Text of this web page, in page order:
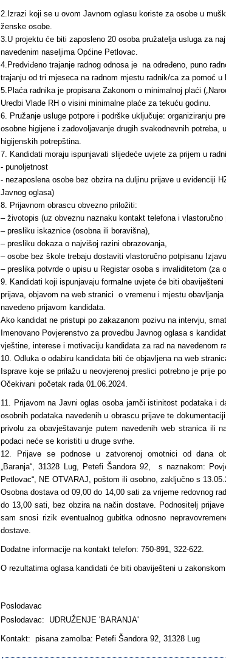
2.Izrazi koji se u ovom Javnom oglasu koriste za osobe u
ženske osobe.
3.U projektu će biti zaposleno 20 osoba pružatelja usluga za
navedenim naseljima Općine Petlovac.
4.Predviđeno trajanje radnog odnosa je na određeno, puno
trajanju od tri mjeseca na radnom mjestu radnik/ca za pomoć u
5.Plaća radnika je propisana Zakonom o minimalnoj plaći
Uredbi Vlade RH o visini minimalne plaće za tekuću godinu.
6. Pružanje usluge potpore i podrške uključuje: organiziranju
osobne higijene i zadovoljavanje drugih svakodnevnih
higijenskih potrepština.
7. Kandidati moraju ispunjavati slijedeće uvjete za prijem u
- punoljetnost
- nezaposlena osobe bez obzira na duljinu prijave u evidenciji
Javnog oglasa)
8. Prijavnom obrascu obvezno priložiti:
– životopis (uz obveznu naznaku kontakt telefona i vlastoručno
– presliku iskaznice (osobna ili boravišna),
– presliku dokaza o najvišoj razini obrazovanja,
– osobe bez škole trebaju dostaviti vlastoručno potpisanu
– preslika potvrde o upisu u Registar osoba s invaliditetom (za
9. Kandidati koji ispunjavaju formalne uvjete će biti
prijava, objavom na web stranici o vremenu i mjestu
navedeno prijavom kandidata.
Ako kandidat ne pristupi po zakazanom pozivu na intervju,
Imenovano Povjerenstvo za provedbu Javnog oglasa s
vještine, interese i motivaciju kandidata za rad na navedenom
10. Odluka o odabiru kandidata biti će objavljena na web
Isprave koje se prilažu u neovjerenoj preslici potrebno je prije
Očekivani početak rada 01.06.2024.
11. Prijavom na Javni oglas osoba jamči istinitost podataka i
osobnih podataka navedenih u obrascu prijave te
privolu za obavještavanje putem navedenih web stranica ili
podaci neće se koristiti u druge svrhe.
12. Prijave se podnose u zatvorenoj omotnici od dana
„Baranja“, 31328 Lug, Petefi Šandora 92, s naznakom:
Petlovac“, NE OTVARAJ, poštom ili osobno, zaključno s
Osobna dostava od 09,00 do 14,00 sati za vrijeme redovnog
do 13,00 sati, bez obzira na način dostave. Podnositelj
sam snosi rizik eventualnog gubitka odnosno
dostave.
Dodatne informacije na kontakt telefon: 750-891, 322-622.
O rezultatima oglasa kandidati će biti obaviješteni u
Poslodavac
Poslodavac: UDRUŽENJE 'BARANJA'
Kontakt: pisana zamolba: Petefi Šandora 92, 31328 Lug